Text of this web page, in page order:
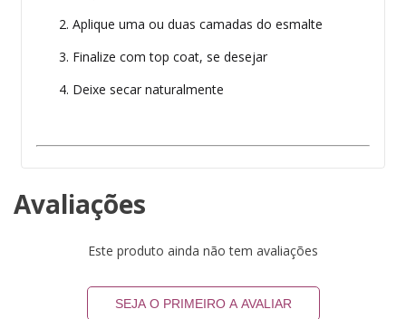
Aplique uma ou duas camadas do esmalte
Finalize com top coat, se desejar
Deixe secar naturalmente
Avaliações
Este produto ainda não tem avaliações
SEJA O PRIMEIRO A AVALIAR